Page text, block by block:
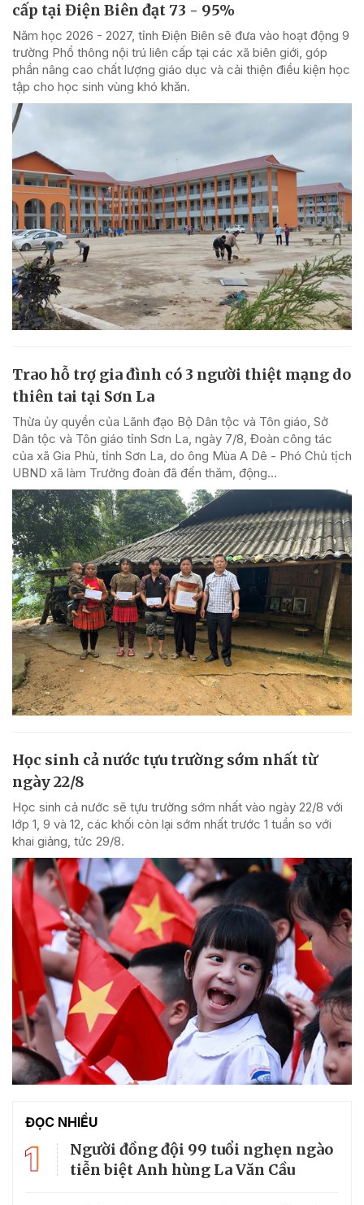
cấp tại Điện Biên đạt 73 - 95%
Năm học 2026 - 2027, tỉnh Điện Biên sẽ đưa vào hoạt động 9
trường Phổ thông nội trú liên cấp tại các xã biên giới, góp
phần nâng cao chất lượng giáo dục và cải thiện điều kiện học
tập cho học sinh vùng khó khăn.
Trao hỗ trợ gia đình có 3 người thiệt mạng do
thiên tai tại Sơn La
Thừa ủy quyền của Lãnh đạo Bộ Dân tộc và Tôn giáo, Sở
Dân tộc và Tôn giáo tỉnh Sơn La, ngày 7/8, Đoàn công tác
của xã Gia Phù, tỉnh Sơn La, do ông Mùa A Dê - Phó Chủ tịch
UBND xã làm Trưởng đoàn đã đến thăm, động...
Học sinh cả nước tựu trường sớm nhất từ
ngày 22/8
Học sinh cả nước sẽ tựu trường sớm nhất vào ngày 22/8 với
lớp 1, 9 và 12, các khối còn lại sớm nhất trước 1 tuần so với
khai giảng, tức 29/8.
ĐỌC NHIỀU
1
Người đồng đội 99 tuổi nghẹn ngào
tiễn biệt Anh hùng La Văn Cầu